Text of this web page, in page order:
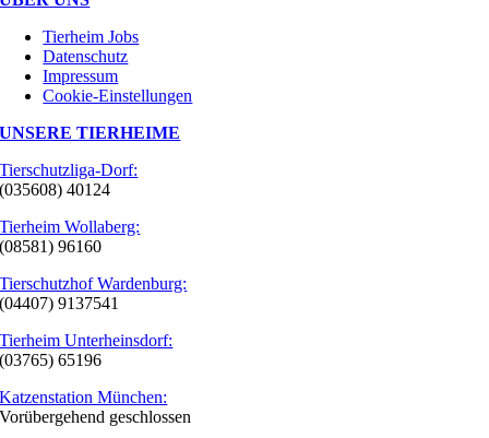
Tierheim Jobs
Datenschutz
Impressum
Cookie-Einstellungen
UNSERE TIERHEIME
Tierschutzliga-Dorf:
(035608) 40124
Tierheim Wollaberg:
(08581) 96160
Tierschutzhof Wardenburg:
(04407) 9137541
Tierheim Unterheinsdorf:
(03765) 65196
Katzenstation München:
Vorübergehend geschlossen